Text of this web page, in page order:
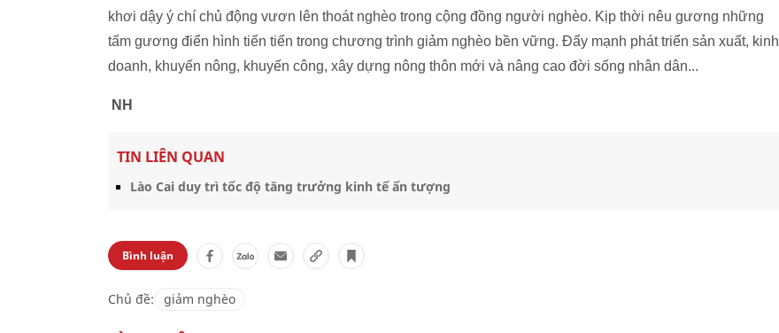
khơi dậy ý chí chủ động vươn lên thoát nghèo trong cộng đồng người nghèo. Kịp thời nêu gương những
tấm gương điển hình tiến tiến trong chương trình giảm nghèo bền vững. Đẩy mạnh phát triển sản xuất, kinh
doanh, khuyến nông, khuyến công, xây dựng nông thôn mới và nâng cao đời sống nhân dân...
NH
TIN LIÊN QUAN
Lào Cai duy trì tốc độ tăng trưởng kinh tế ấn tượng
Bình luận
Chủ đề: giảm nghèo